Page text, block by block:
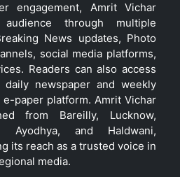
engagement, Amrit Vichar
through multiple
News updates, Photo
social media platforms,
Readers can also access
newspaper and weekly
paper platform. Amrit Vichar
from Bareilly, Lucknow,
Ayodhya, and Haldwani,
its reach as a trusted voice in
media.